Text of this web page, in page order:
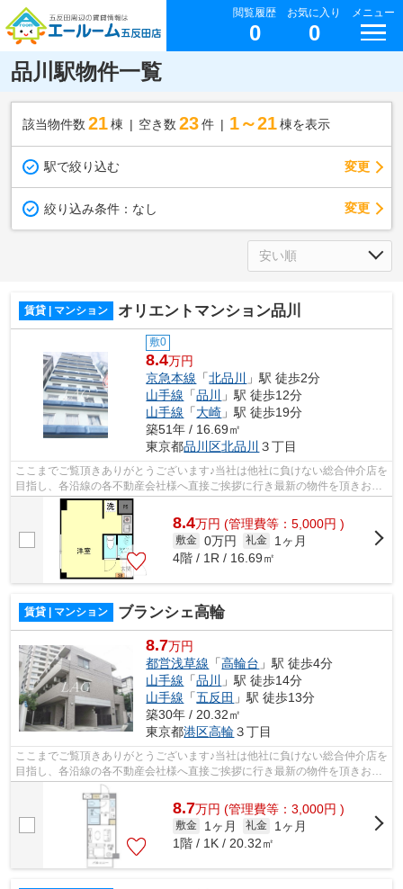
閲覧履歴
0
お気に入り
0
メニュー
品川駅物件一覧
該当物件数 21棟 空き数 23 件 1～21 棟を表示
駅で絞り込む 変更
絞り込み条件： なし 変更
賃貸 | マンション オリエントマンション品川
敷0
8.4万円
京急本線 「北品川
」駅 徒歩2分
山手線 「品川
」駅 徒歩12分
山手線 「大崎 」駅 徒歩19分
築51年 / 16.69㎡
東京都品川区北品川 ３丁目
ここまでご覧頂きありがとうございます♪当社は他社に負けない総合仲介店を
目指し、各沿線の各不動産会社様へ直接ご挨拶に行き最新の物件を頂きお客
様へ提供しております！最新の情報は...
8.4万円 (管理費等：5,000円 )
敷金 0万円 礼金
1ヶ月
4階 / 1R / 16.69㎡
賃貸 | マンション ブランシェ高輪
8.7万円
都営浅草線 「高輪台 」駅 徒歩4分
山手線 「品川
」駅 徒歩14分
山手線 「五反田 」駅 徒歩13分
築30年 / 20.32㎡
東京都港区高輪 ３丁目
ここまでご覧頂きありがとうございます♪当社は他社に負けない総合仲介店を
目指し、各沿線の各不動産会社様へ直接ご挨拶に行き最新の物件を頂きお客
様へ提供しております！最新の情報は...
8.7万円 (管理費等：3,000円 )
敷金 1ヶ月 礼金
1ヶ月
1階 / 1K / 20.32㎡